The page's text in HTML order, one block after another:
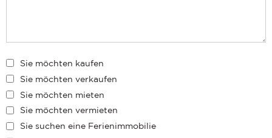
Sie möchten kaufen
Sie möchten verkaufen
Sie möchten mieten
Sie möchten vermieten
Sie suchen eine Ferienimmobilie